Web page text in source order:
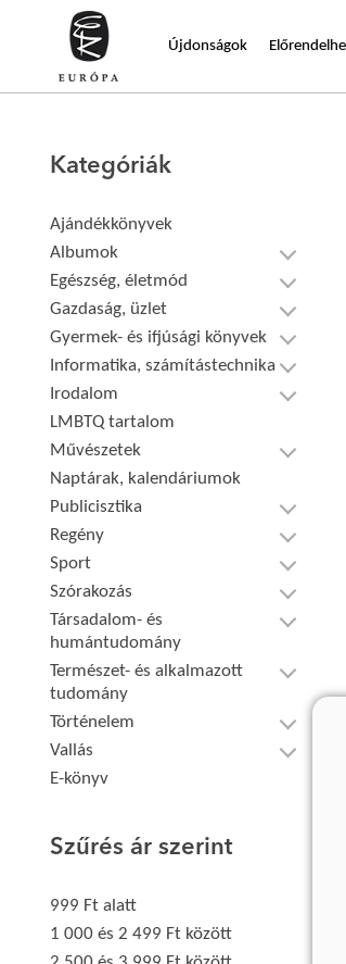
Újdonságok
Kategóriák
Ajándékkönyvek
Albumok
Egészség, életmód
Gazdaság, üzlet
Gyermek- és ifjúsági könyvek
Informatika, számítástechnika
Irodalom
LMBTQ tartalom
Művészetek
Naptárak, kalendáriumok
Publicisztika
Regény
Sport
Szórakozás
Társadalom- és
humántudomány
Természet- és alkalmazott
tudomány
Történelem
Vallás
E-könyv
Szűrés ár szerint
999 Ft alatt
1 000 és 2 499 Ft között